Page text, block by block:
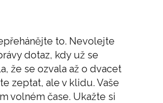
to. Nevolejte
dotaz, kdy už se
že se ozvala až o dvacet
zeptat, ale v klidu. Vaše
volném čase. Ukažte si